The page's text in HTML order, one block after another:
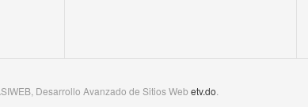
Desarrollo Avanzado de Sitios Web etv.do.